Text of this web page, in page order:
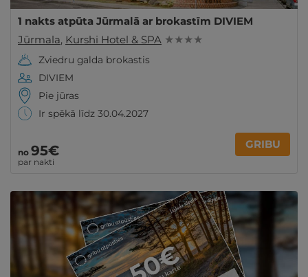
1 nakts atpūta Jūrmalā ar brokastīm DIVIEM
Jūrmala, Kurshi Hotel & SPA ★ ★ ★ ★
Zviedru galda brokastis
DIVIEM
Pie jūras
Ir spēkā līdz 30.04.2027
no 95€
par nakti
GRIBU